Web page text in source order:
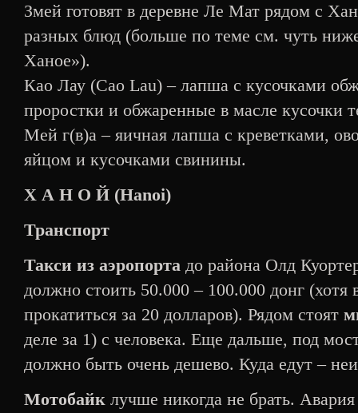
Змей готовят в деревне Ле Мат рядом с
разных блюд (больше по теме см. чуть
Ханое»).
Као Лау (Cao Lau) – лапша с кусочками
проростки и обжаренные в масле кусочки
Мей г(в)а – яичная лапша с креветками,
яйцом и кусочками свинины.
Х А Н О Й (Hanoi)
Транспорт
Такси из аэропорта до района Олд
должно стоить 50.000 – 100.000 донг (хотя
прокатиться за 20 долларов). Рядом стоят
деле за 1) с человека. Еще дальше, под
должно быть очень дешево. Куда едут –
Мотобайк лучше никогда не брать.